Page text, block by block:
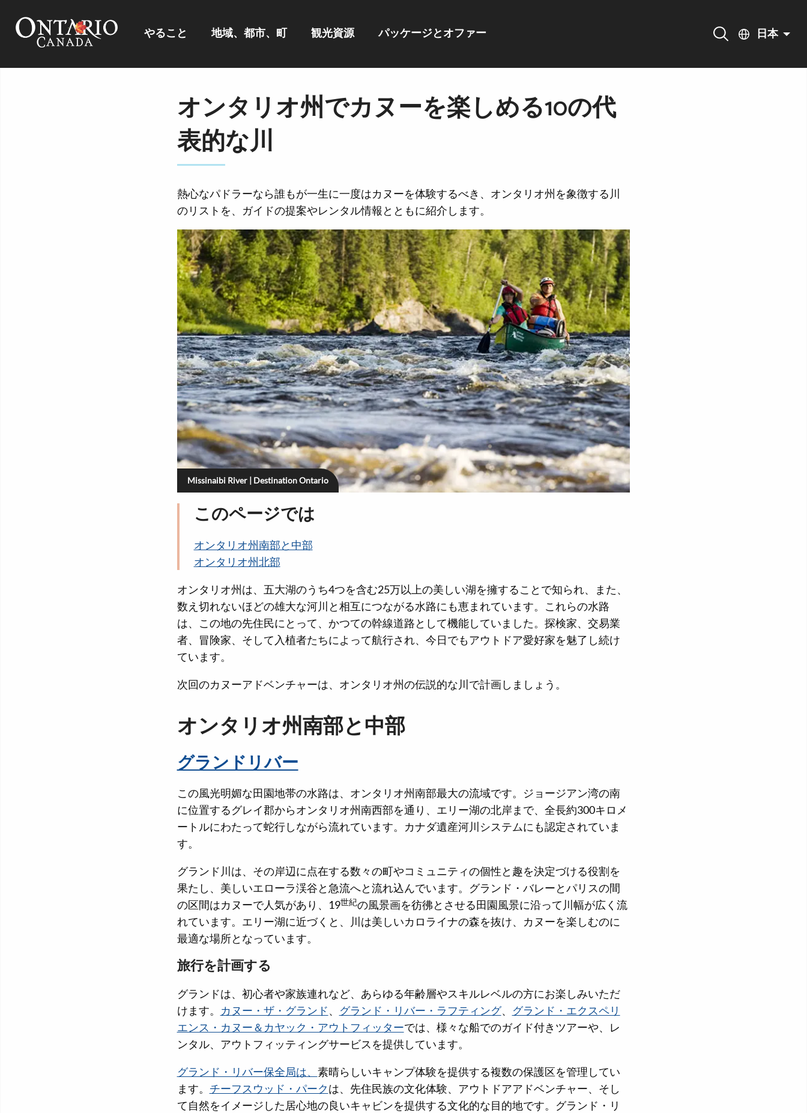
やること 地域、都市、町 観光資源 パッケージとオファー 日本
オンタリオ州でカヌーを楽しめる10の代
表的な川
熱心なパドラーなら誰もが一生に一度はカヌーを体験するべき、オンタリオ州を象徴する川
のリストを、ガイドの提案やレンタル情報とともに紹介します。
Missinaibi River | Destination Ontario
このページでは
オンタリオ州南部と中部
オンタリオ州北部
オンタリオ州は、五大湖のうち4つを含む25万以上の美しい湖を擁することで知られ、また、
数え切れないほどの雄大な河川と相互につながる水路にも恵まれています。これらの水路
は、この地の先住民にとって、かつての幹線道路として機能していました。探検家、交易業
者、冒険家、そして入植者たちによって航行され、今日でもアウトドア愛好家を魅了し続け
ています。
次回のカヌーアドベンチャーは、オンタリオ州の伝説的な川で計画しましょう。
オンタリオ州南部と中部
グランドリバー
この風光明媚な田園地帯の水路は、オンタリオ州南部最大の流域です。ジョージアン湾の南
に位置するグレイ郡からオンタリオ州南西部を通り、エリー湖の北岸まで、全長約300キロメ
ートルにわたって蛇行しながら流れています。カナダ遺産河川システムにも認定されていま
す。
グランド川は、その岸辺に点在する数々の町やコミュニティの個性と趣を決定づける役割を
果たし、美しいエローラ渓谷と急流へと流れ込んでいます。グランド・バレーとパリスの間
の区間はカヌーで人気があり、19世紀の風景画を彷彿とさせる田園風景に沿って川幅が広く流
れています。エリー湖に近づくと、川は美しいカロライナの森を抜け、カヌーを楽しむのに
最適な場所となっています。
旅行を計画する
グランドは、初心者や家族連れなど、あらゆる年齢層やスキルレベルの方にお楽しみいただ
けます。
カヌー・ザ・グランド、 グランド・リバー・ラフティング、
グランド・エクスペリ
エンス・カヌー＆カヤック・アウトフィッターでは、様々な船でのガイド付きツアーや、レ
ンタル、アウトフィッティングサービスを提供しています。
グランド・リバー保全局は、 素晴らしいキャンプ体験を提供する複数の保護区を管理してい
ます。 チーフスウッド・パークは、先住民族の文化体験、アウトドアアドベンチャー、そし
て自然をイメージした居心地の良いキャビンを提供する文化的な目的地です。グランド・リ